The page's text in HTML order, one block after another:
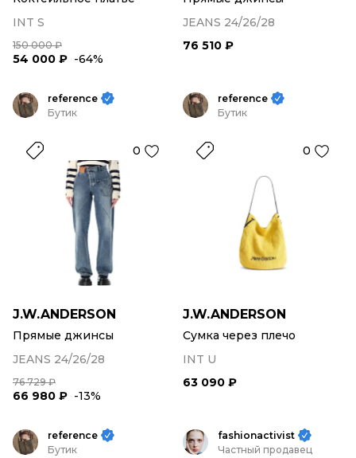
INT S
150 000 ₽
54 000 ₽ -64%
JEANS 24/26/28
76 510 ₽
reference
Бутик
0
J.W.ANDERSON
Прямые джинсы
JEANS 24/26/28
76 729 ₽
66 980 ₽ -13%
reference
Бутик
0
J.W.ANDERSON
Сумка через плечо
INT U
63 090 ₽
reference
Бутик
fashionactivist
Частный продавец